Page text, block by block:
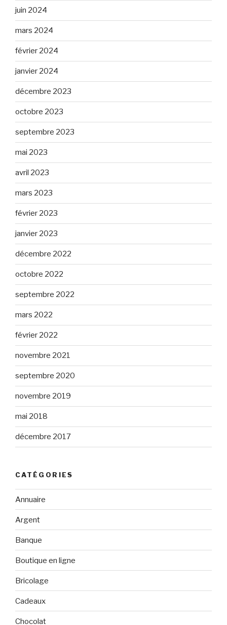
juin 2024
mars 2024
février 2024
janvier 2024
décembre 2023
octobre 2023
septembre 2023
mai 2023
avril 2023
mars 2023
février 2023
janvier 2023
décembre 2022
octobre 2022
septembre 2022
mars 2022
février 2022
novembre 2021
septembre 2020
novembre 2019
mai 2018
décembre 2017
CATÉGORIES
Annuaire
Argent
Banque
Boutique en ligne
Bricolage
Cadeaux
Chocolat